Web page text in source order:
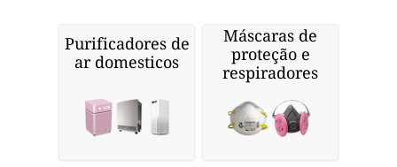
Purificadores de
ar domesticos
Máscaras de
proteção e
respiradores